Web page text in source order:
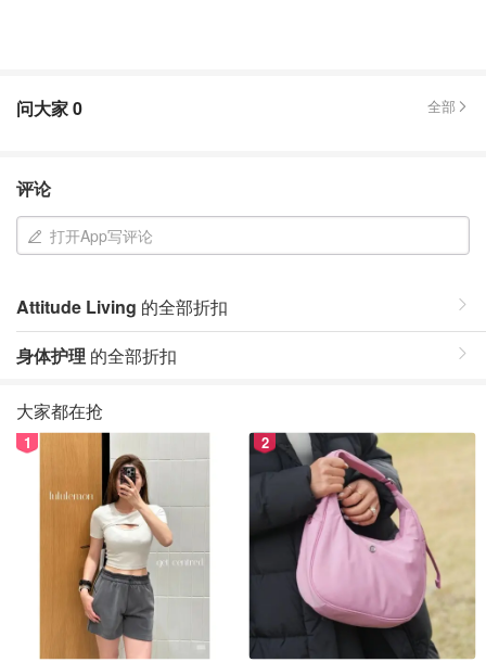
问大家0 全部
评论
打开App写评论
Attitude Living 的全部折扣
身体护理 的全部折扣
大家都在抢
1 2